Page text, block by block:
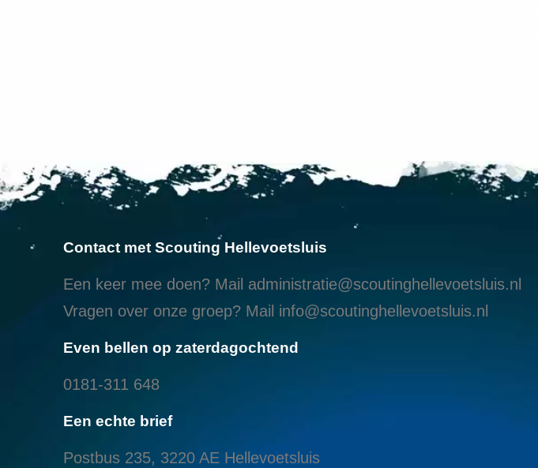
Contact met Scouting Hellevoetsluis
Een keer mee doen? Mail administratie@scoutinghellevoetsluis.nl
Vragen over onze groep? Mail info@scoutinghellevoetsluis.nl
Even bellen op zaterdagochtend
0181-311 648
Een echte brief
Postbus 235, 3220 AE Hellevoetsluis